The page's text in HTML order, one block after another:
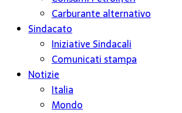
Carburante alternativo
Sindacato
Iniziative Sindacali
Comunicati stampa
Notizie
Italia
Mondo